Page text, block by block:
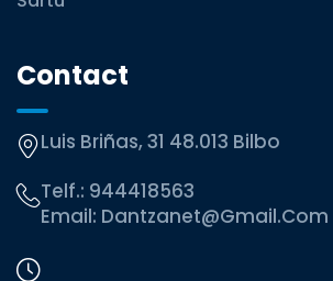
Contact
Luis Briñas, 31 48.013 Bilbo
Telf.: 944418563
Email: Dantzanet@gmail.com